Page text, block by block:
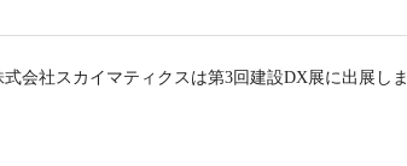
式会社スカイマティクスは第3回建設DX展に出展し